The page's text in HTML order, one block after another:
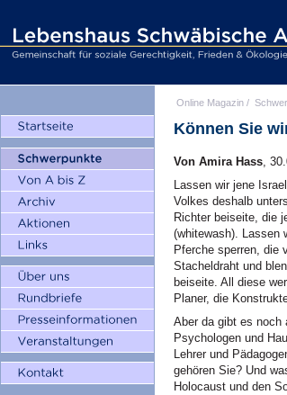
Online Magazin /
Können Sie
Von Amira Hass,
Lassen wir jene
Volkes deshalb
Richter beiseite, die
(whitewash). Lassen
Pferche sperren, die
Stacheldraht und
beiseite. All diese
Planer, die
Aber da gibt es noch
Psychologen und
Lehrer und
gehören Sie? Und
Holocaust und den